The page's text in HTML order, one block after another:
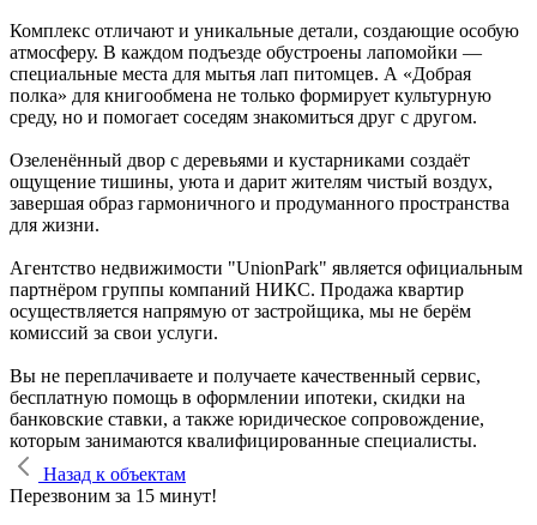
Комплекс отличают и уникальные детали, создающие особую
атмосферу. В каждом подъезде обустроены лапомойки —
специальные места для мытья лап питомцев. А «Добрая
полка» для книгообмена не только формирует культурную
среду, но и помогает соседям знакомиться друг с другом.
Озеленённый двор с деревьями и кустарниками создаёт
ощущение тишины, уюта и дарит жителям чистый воздух,
завершая образ гармоничного и продуманного пространства
для жизни.
Агентство недвижимости "UnionPark" является официальным
партнёром группы компаний НИКС. Продажа квартир
осуществляется напрямую от застройщика, мы не берём
комиссий за свои услуги.
Вы не переплачиваете и получаете качественный сервис,
бесплатную помощь в оформлении ипотеки, скидки на
банковские ставки, а также юридическое сопровождение,
которым занимаются квалифицированные специалисты.
Назад к объектам
Перезвоним за 15 минут!